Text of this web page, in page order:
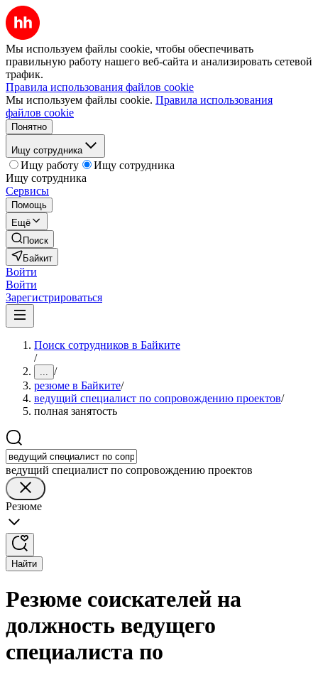
Мы используем файлы cookie, чтобы обеспечивать
правильную работу нашего веб-сайта и анализировать сетевой
трафик.
Правила использования файлов cookie
Мы используем файлы cookie. Правила использования
файлов cookie
Понятно
Ищу сотрудника
Ищу работу
Ищу сотрудника
Ищу сотрудника
Сервисы
Помощь
Ещё
Поиск
Байкит
Войти
Войти
Зарегистрироваться
Поиск сотрудников в Байките
/
... /
резюме в Байките/
ведущий специалист по сопровождению проектов/
полная занятость
ведущий специалист по сопровождению проектов
Резюме
Найти
Резюме соискателей на
должность ведущего
специалиста по